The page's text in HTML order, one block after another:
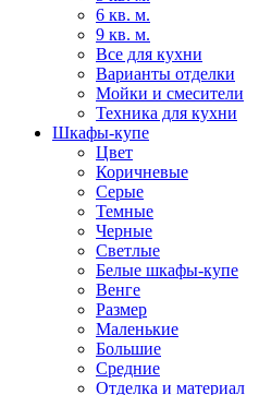
6 кв. м.
9 кв. м.
Все для кухни
Варианты отделки
Мойки и смесители
Техника для кухни
Шкафы-купе
Цвет
Коричневые
Серые
Темные
Черные
Светлые
Белые шкафы-купе
Венге
Размер
Маленькие
Большие
Средние
Отделка и материал